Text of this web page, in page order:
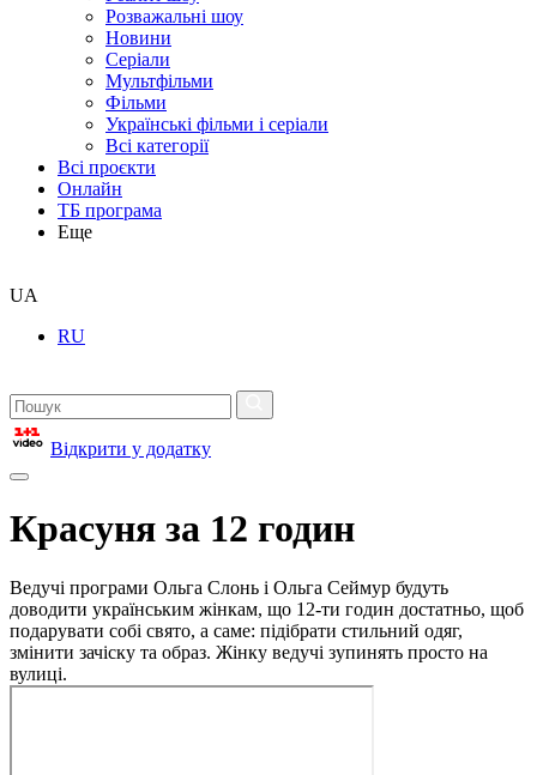
Розважальні шоу
Новини
Серіали
Мультфільми
Фільми
Українські фільми і серіали
Всі категорії
Всі проєкти
Онлайн
ТБ програма
Еще
UA
RU
Відкрити у додатку
Красуня за 12 годин
Ведучі програми Ольга Слонь і Ольга Сеймур будуть
доводити українським жінкам, що 12-ти годин достатньо, щоб
подарувати собі свято, а саме: підібрати стильний одяг,
змінити зачіску та образ. Жінку ведучі зупинять просто на
вулиці.